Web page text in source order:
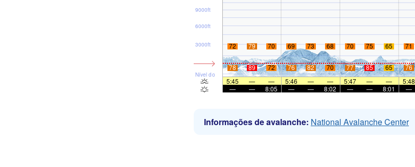
Nível do mar
3000ft
6000ft
9000ft
72 79 70 69 73 68 70 75 65 71
78 89 72 76 82 70 77 85 65 76
5:45
— — 5:46 — — 5:47 — — 5:48
—
— 8:05 — — 8:02 — — 8:01 —
Informações de avalanche: National Avalanche Center